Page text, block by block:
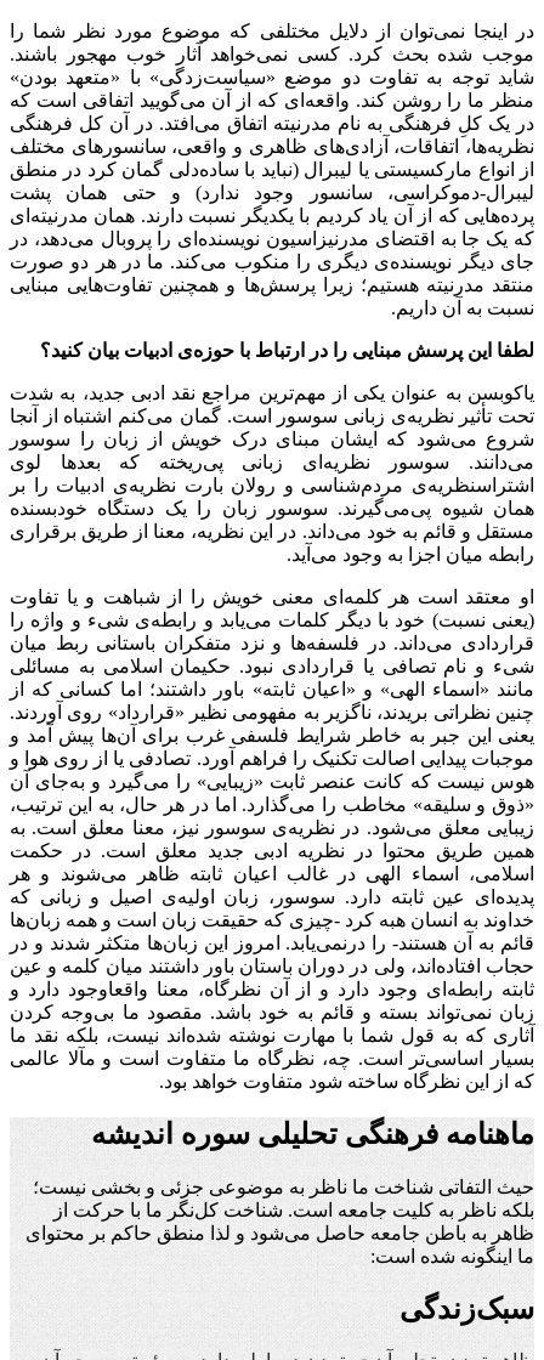
در اینجا نمی‌توان از دلایل مختلفی که موضوع مورد نظر شما را
موجب شده بحث کرد. کسی نمی‌خواهد آثار خوب مهجور باشند.
شاید توجه به تفاوت دو موضع «سیاست‌زدگی» با «متعهد بودن»
منظر ما را روشن کند. واقعه‌ای که از آن می‌گویید اتفاقی است که
در یک کلِ فرهنگی به نام مدرنیته اتفاق می‌افتد. در آن کل فرهنگی
نظریه‌ها، اتفاقات، آزادی‌های ظاهری و واقعی، سانسورهای مختلف
از انواع مارکسیستی یا لیبرال (نباید با ساده‌دلی گمان کرد در منطق
لیبرال-دموکراسی، سانسور وجود ندارد) و حتی همان پشت
پرده‌هایی که از آن یاد کردیم با یکدیگر نسبت دارند. همان مدرنیته‌ای
که یک جا به اقتضای مدرنیزاسیون نویسنده‌ای را پروبال می‌دهد، در
جای دیگر نویسنده‌ی دیگری را منکوب می‌کند. ما در هر دو صورت
منتقد مدرنیته هستیم؛ زیرا پرسش‌ها و همچنین تفاوت‌هایی مبنایی
نسبت به آن داریم.
لطفا این پرسش مبنایی را در ارتباط با حوزهی ادبیات بیان کنید؟
یاکوبسن به عنوان یکی از مهم‌ترین مراجع نقد ادبی جدید، به شدت
تحت تأثیر نظریه‌ی زبانی سوسور است. گمان می‌کنم اشتباه از آنجا
شروع می‌شود که ایشان مبنای درک خویش از زبان را سوسور
می‌دانند. سوسور نظریه‌ای زبانی پی‌ریخته که بعدها لوی
اشتراسنظریه‌ی مردم‌شناسی و رولان بارت نظریه‌ی ادبیات را بر
همان شیوه پی‌می‌گیرند. سوسور زبان را یک دستگاه خودبسنده
مستقل و قائم به خود می‌داند. در این نظریه، معنا از طریق برقراری
رابطه میان اجزا به وجود می‌آید.
او معتقد است هر کلمه‌ای معنی خویش را از شباهت و یا تفاوت
(یعنی نسبت) خود با دیگر کلمات می‌یابد و رابطه‌ی شیء و واژه را
قراردادی می‌داند. در فلسفه‌ها و نزد متفکران باستانی ربط میان
شیء و نام تصافی یا قراردادی نبود. حکیمان اسلامی به مسائلی
مانند «اسماء الهی» و «اعیان ثابته» باور داشتند؛ اما کسانی که از
چنین نظراتی بریدند، ناگزیر به مفهومی نظیر «قرارداد» روی ‌آوردند.
یعنی این جبر به خاطر شرایط فلسفی غرب برای آن‌ها پیش ‌آمد و
موجبات پیدایی اصالت تکنیک را فراهم ‌آورد. تصادفی یا از روی هوا و
هوس نیست که کانت عنصر ثابت «زیبایی» را می‌گیرد و به‌جای آن
«ذوق و سلیقه» مخاطب را می‌گذارد. اما در هر حال، به این ترتیب،
زیبایی معلق می‌شود. در نظریه‌ی سوسور نیز، معنا معلق است. به
همین طریق محتوا در نظریه ادبی جدید معلق است. در حکمت
اسلامی، اسماء الهی در غالب اعیان ثابته ظاهر می‌شوند و هر
پدیده‌ای عین ثابته دارد. سوسور، زبان اولیه‌ی اصیل و زبانی که
خداوند به انسان هبه کرد -چیزی که حقیقت زبان است و همه زبان‌ها
قائم به آن هستند- را درنمی‌یابد. امروز این زبان‌ها متکثر شدند و در
حجاب افتاده‌اند، ولی در دوران باستان باور داشتند میان کلمه و عین
ثابته رابطه‌ای وجود دارد و از آن نظرگاه، معنا واقعا‌وجود دارد و
زبان نمی‌تواند بسته و قائم به خود باشد. مقصود ما بی‌وجه کردن
آثاری که به قول شما با مهارت نوشته شده‌اند نیست، بلکه نقد ما
بسیار اساسی‌تر است. چه، نظرگاه ما متفاوت است و مآلا عالمی
که از این نظرگاه ساخته شود متفاوت خواهد بود.
ماهنامه فرهنگی تحلیلی سوره اندیشه
حیث التفاتی شناخت ما ناظر به موضوعی جزئی و بخشی نیست؛
بلکه ناظر به کلیت جامعه است. شناخت کل‌نگر ما با حرکت از
ظاهر به باطن جامعه حاصل می‌شود و لذا منطق حاکم بر محتوای
ما اینگونه شده است:
سبک‌زندگی